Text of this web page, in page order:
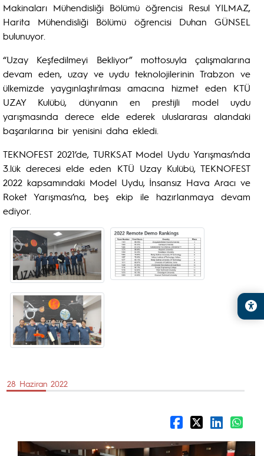
Makinaları Mühendisliği Bölümü öğrencisi Resul YILMAZ,
Harita Mühendisliği Bölümü öğrencisi Duhan GÜNSEL
bulunuyor.
“Uzay Keşfedilmeyi Bekliyor” mottosuyla çalışmalarına
devam eden, uzay ve uydu teknolojilerinin Trabzon ve
ülkemizde yaygınlaştırılması amacına hizmet eden KTÜ
UZAY Kulübü, dünyanın en prestijli model uydu
yarışmasında derece elde ederek uluslararası alandaki
başarılarına bir yenisini daha ekledi.
TEKNOFEST 2021’de, TURKSAT Model Uydu Yarışması’nda
3.lük derecesi elde eden KTÜ Uzay Kulübü, TEKNOFEST
2022 kapsamındaki Model Uydu, İnsansız Hava Aracı ve
Roket Yarışması’na, beş ekip ile hazırlanmaya devam
ediyor.
28 Haziran 2022